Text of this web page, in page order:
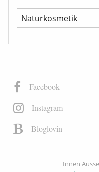
Facebook
Instagram
Bloglovin
Innen